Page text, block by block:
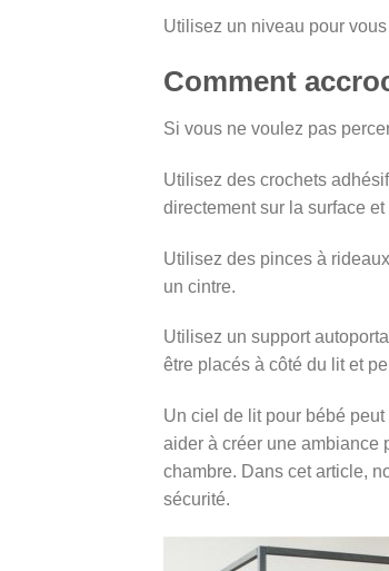
Utilisez un niveau pour
Comment
Si vous ne voulez pas
Utilisez des crochets
directement sur la surface
Utilisez des pinces à
un cintre.
Utilisez un support
être placés à côté du lit et
Un ciel de lit pour bébé
aider à créer une ambiance
chambre. Dans cet article,
sécurité.